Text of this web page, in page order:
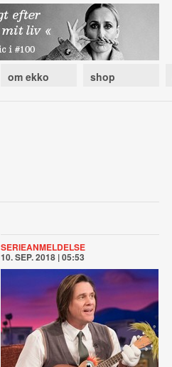
om ekko shop
SERIEANMELDELSE
10. SEP. 2018 | 05:53